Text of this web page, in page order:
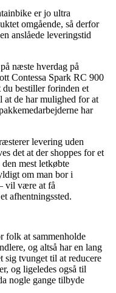
er jo ultra
omgående, så derfor
anslåede leveringstid
næste hverdag på
Contessa Spark RC 900
du bestiller forinden et
at de har mulighed for at
har
levering uden
det at der shoppes for et
mest letkøbte
om man bor i
vil være at få
afhentningssted.
folk at sammenholde
og altså har en lang
sig tvunget til at reducere
og ligeledes også til
nogle gange tilbyde